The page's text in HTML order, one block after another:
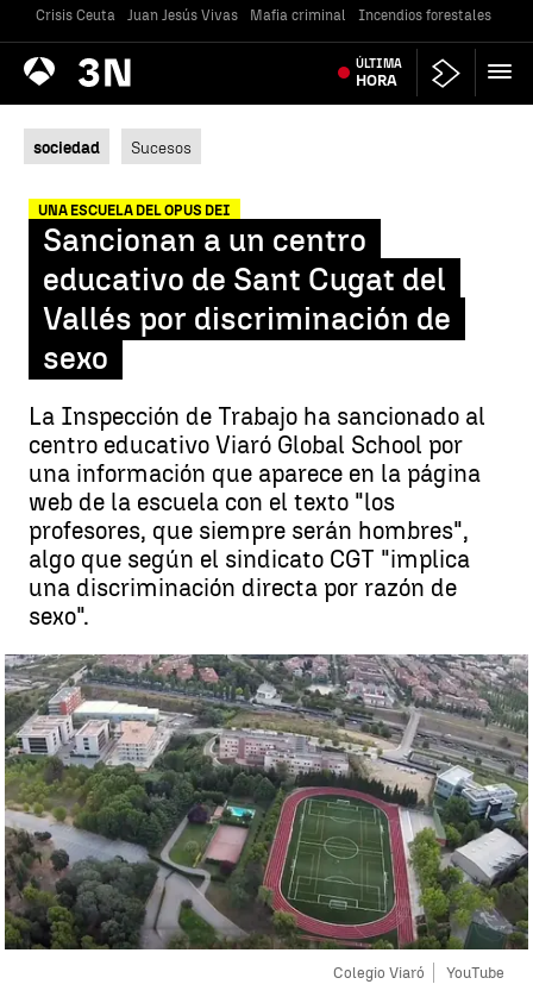
Crisis Ceuta Juan Jesús Vivas Mafia criminal Incendios forestales
Antena
3 Noticias ÚLTIMA
HORA
sociedad Sucesos
UNA ESCUELA DEL OPUS DEI
Sancionan a un centro
educativo de Sant Cugat del
Vallés por discriminación de
sexo
La Inspección de Trabajo ha sancionado al
centro educativo Viaró Global School por
una información que aparece en la página
web de la escuela con el texto "los
profesores, que siempre serán hombres",
algo que según el sindicato CGT "implica
una discriminación directa por razón de
sexo".
Colegio Viaró YouTube